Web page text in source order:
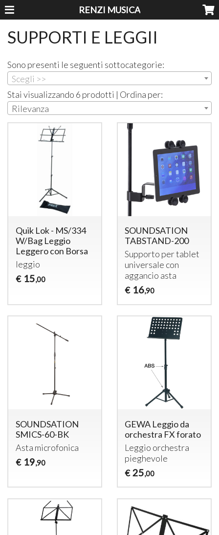
RENZI MUSICA
SUPPORTI E LEGGII
Sono presenti le seguenti sottocategorie:
Scegli >>
Stai visualizzando 6 prodotti | Ordina per:
Rilevanza
Quik Lok - MS/334
W/Bag Leggio
Leggero con Borsa
leggio
€ 15,00
SOUNDSATION
TABSTAND-200
Supporto per tablet
universale con
aggancio asta
€ 16,90
SOUNDSATION
SMICS-60-BK
Asta microfonica
€ 19,90
GEWA Leggio da
orchestra FX forato
Leggio orchestra
pieghevole
€ 25,00